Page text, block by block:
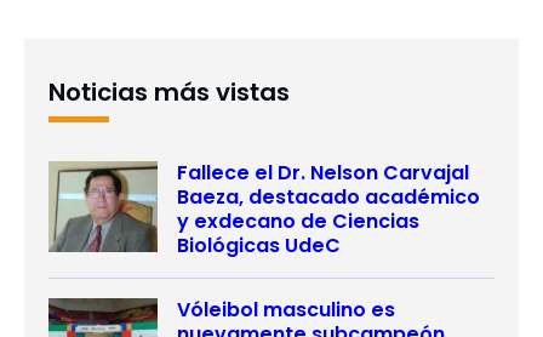
Noticias más vistas
Fallece el Dr. Nelson Carvajal
Baeza, destacado académico
y exdecano de Ciencias
Biológicas UdeC
Vóleibol masculino es